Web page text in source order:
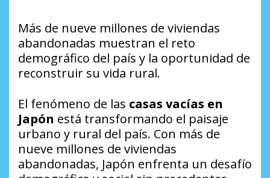
Más de nueve millones de viviendas
abandonadas muestran el reto
demográfico del país y la oportunidad de
reconstruir su vida rural.
El fenómeno de las casas vacías en
Japón está transformando el paisaje
urbano y rural del país. Con más de
nueve millones de viviendas
abandonadas, Japón enfrenta un desafío